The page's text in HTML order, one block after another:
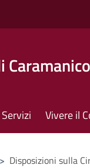
Servizi Vivere il
> Disposizioni sulla